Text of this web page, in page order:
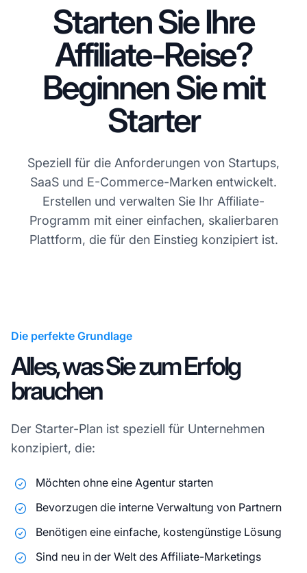
Starten Sie Ihre
Affiliate-Reise?
Beginnen Sie mit
Starter
Speziell für die Anforderungen von Startups,
SaaS und E-Commerce-Marken entwickelt.
Erstellen und verwalten Sie Ihr Affiliate-
Programm mit einer einfachen, skalierbaren
Plattform, die für den Einstieg konzipiert ist.
Die perfekte Grundlage
Alles, was Sie zum Erfolg
brauchen
Der Starter-Plan ist speziell für Unternehmen
konzipiert, die:
Möchten ohne eine Agentur starten
Bevorzugen die interne Verwaltung von Partnern
Benötigen eine einfache, kostengünstige Lösung
Sind neu in der Welt des Affiliate-Marketings